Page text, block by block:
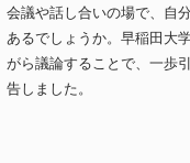
会議や話し合いの場で、自
あるでしょうか。早稲田大
がら議論することで、一歩
告しました。